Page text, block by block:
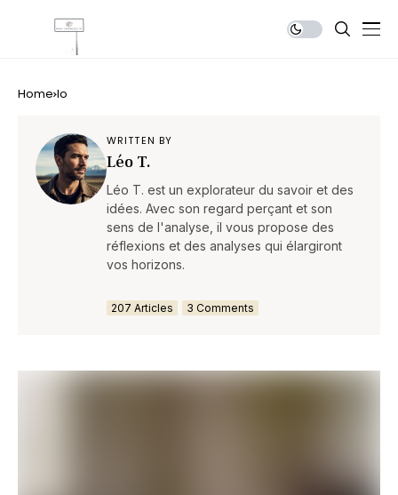
Home lo
WRITTEN BY
Léo T.
Léo T. est un explorateur du savoir et des
idées. Avec son regard perçant et son
sens de l'analyse, il vous propose des
réflexions et des analyses qui élargiront
vos horizons.
207 Articles 3 Comments